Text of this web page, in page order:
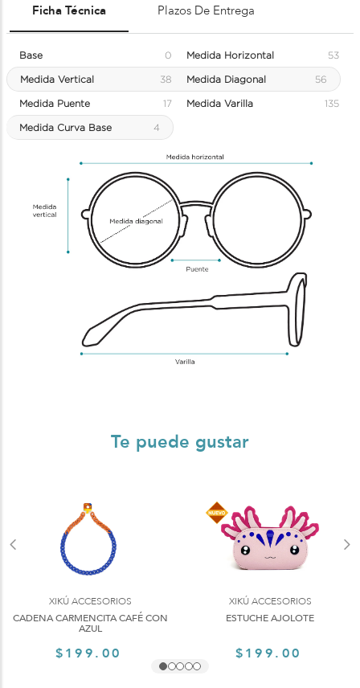
Ficha Técnica Plazos De Entrega
Base 0 Medida Horizontal 53
Medida Vertical 38 Medida Diagonal 56
Medida Puente 17 Medida Varilla 135
Medida Curva Base 4
Te puede gustar
XIKÚ ACCESORIOS
CADENA CARMENCITA CAFÉ CON
AZUL
$199.00
XIKÚ ACCESORIOS
ESTUCHE AJOLOTE
$199.00